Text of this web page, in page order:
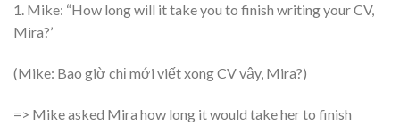
1. Mike: “How long will it take you to finish writing your CV,
Mira?’
(Mike: Bao giờ chị mới viết xong CV vậy, Mira?)
=> Mike asked Mira how long it would take her to finish